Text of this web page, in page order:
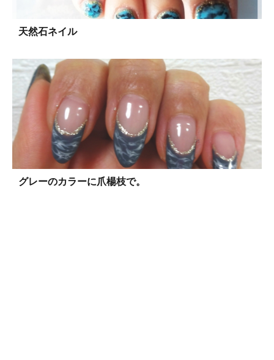
天然石ネイル
グレーのカラーに爪楊枝で。